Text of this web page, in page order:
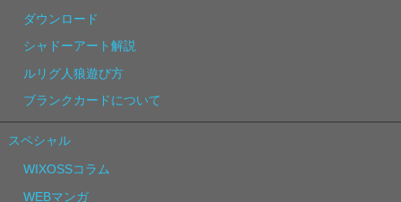
ダウンロード
シャドーアート解説
ルリグ人狼遊び方
ブランクカードについて
スペシャル
WIXOSSコラム
WEBマンガ